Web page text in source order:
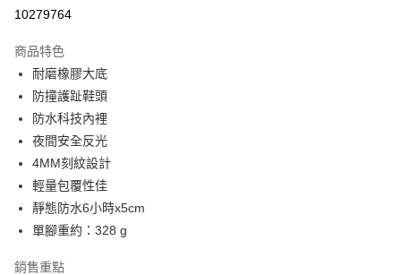
付款後7-11取貨(追蹤碼前面加上868再查詢)
每筆NT$90，滿NT$1,500(含以上)免運費
宅配-運費
每筆NT$90，滿NT$1,500(含以上)免運費
10279764
商品特色
耐磨橡膠大底
防撞護趾鞋頭
防水科技內裡
夜間安全反光
4MM刻紋設計
輕量包覆性佳
靜態防水6小時x5cm
單腳重約：328 g
銷售重點